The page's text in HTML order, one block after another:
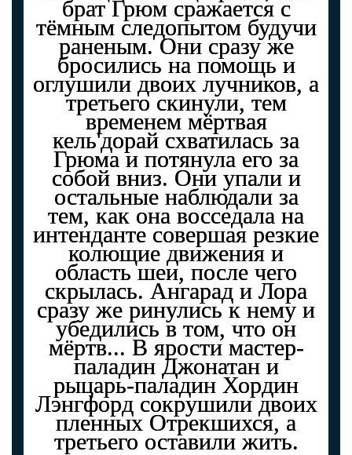
брат Грюм сражается с
тёмным следопытом будучи
раненым. Они сразу же
бросились на помощь и
оглушили двоих лучников, а
третьего скинули, тем
временем мёртвая
кель'дорай схватилась за
Грюма и потянула его за
собой вниз. Они упали и
остальные наблюдали за
тем, как она восседала на
интенданте совершая резкие
колющие движения и
область шеи, после чего
скрылась. Ангарад и Лора
сразу же ринулись к нему и
убедились в том, что он
мёртв... В ярости мастер-
паладин Джонатан и
рыцарь-паладин Хордин
Лэнгфорд сокрушили двоих
пленных Отрекшихся, а
третьего оставили жить.